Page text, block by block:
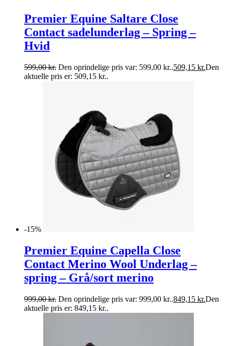
Premier Equine Saltare Close
Contact sadelunderlag – Spring –
Hvid
599,00kr. Den oprindelige pris var: 599,00 kr..509,15 kr.Den
aktuelle pris er: 509,15 kr..
-15%
Premier Equine Capella Close
Contact Merino Wool Underlag –
spring – Grå/sort merino
999,00kr. Den oprindelige pris var: 999,00 kr..849,15 kr.Den
aktuelle pris er: 849,15 kr..